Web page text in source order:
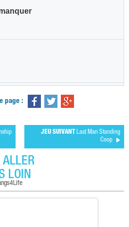
page :
JEU SUIVANT Last Man Standing
Coop
LOIN